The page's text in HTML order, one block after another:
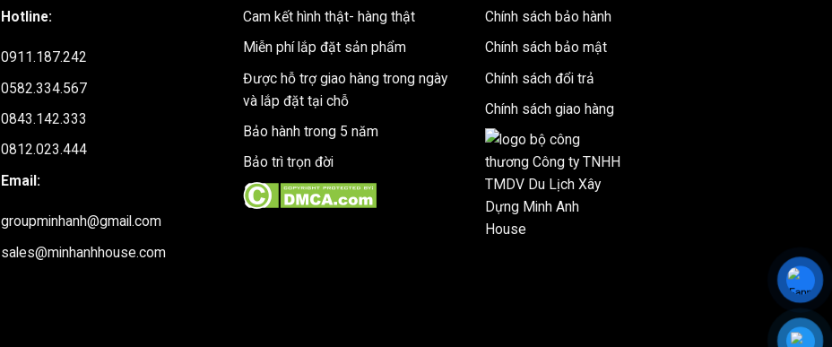
Hotline:
0911.187.242
0582.334.567
0843.142.333
0812.023.444
Email:
groupminhanh@gmail.com
sales@minhanhhouse.com
Cam kết hình thật- hàng thật
Miễn phí lắp đặt sản phẩm
Được hỗ trợ giao hàng trong ngày
và lắp đặt tại chỗ
Bảo hành trong 5 năm
Bảo trì trọn đời
Chính sách bảo hành
Chính sách bảo mật
Chính sách đổi trả
Chính sách giao hàng